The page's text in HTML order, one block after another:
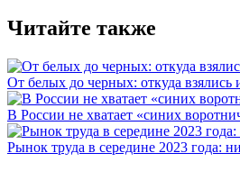
Читайте также
От белых до черных: откуда взялись
В России не хватает «синих
Рынок труда в середине 2023 года: